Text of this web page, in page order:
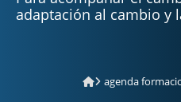
adaptación al cambio y
agenda